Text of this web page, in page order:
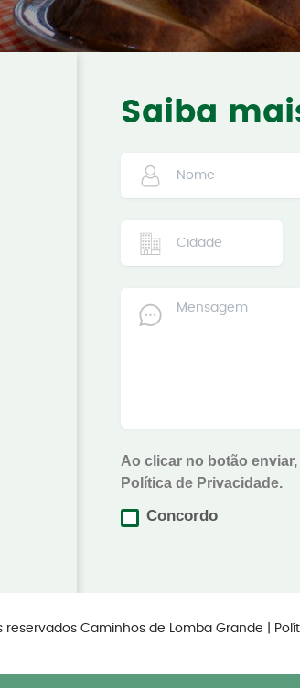
Saiba
Ao clicar no botão
Política de Privacidade.
Concordo
reservados Caminhos de Lomba Grande |